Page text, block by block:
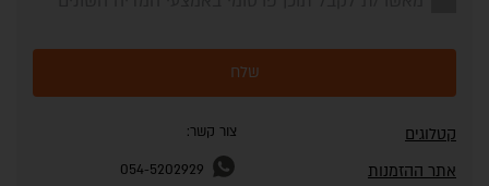
שלח
קטלוגים
אתר ההזמנות
צור קשר:
054-5202929